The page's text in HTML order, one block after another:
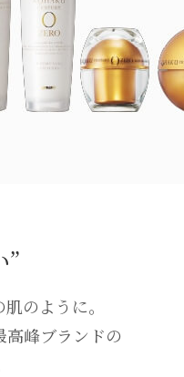
”
のように。
峰ブランドの